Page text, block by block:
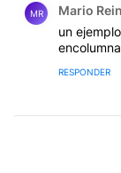
MR Mario
un
RESPONDER